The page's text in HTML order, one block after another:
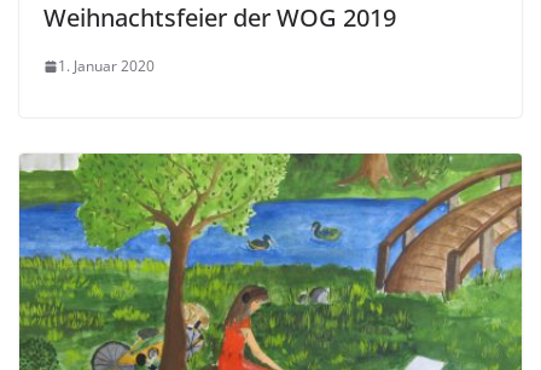
Weihnachtsfeier der WOG 2019
1. Januar 2020